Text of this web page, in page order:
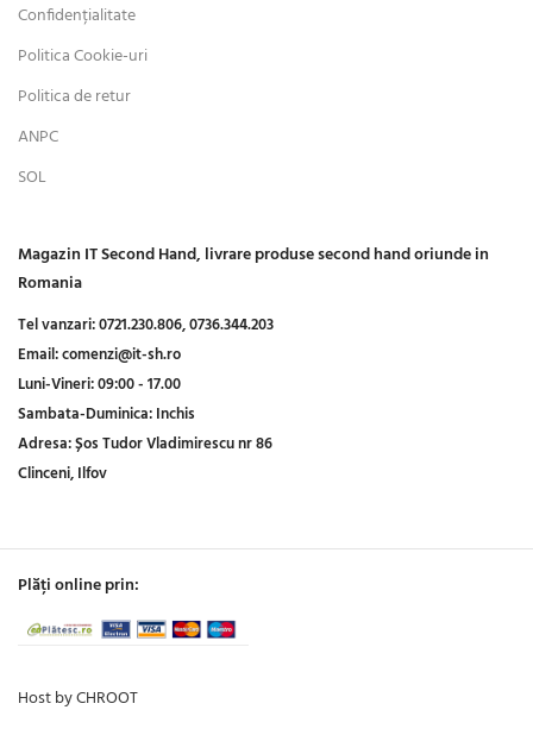
Confidențialitate
Politica Cookie-uri
Politica de retur
ANPC
SOL
Magazin IT Second Hand, livrare produse second hand oriunde in
Romania
Tel vanzari:0721.230.806,0736.344.203
Email:comenzi@it-sh.ro
Luni-Vineri:09:00 - 17.00
Sambata-Duminica:Inchis
Adresa:Șos Tudor Vladimirescu nr 86
Clinceni, Ilfov
Plăți online prin:
Host by CHROOT